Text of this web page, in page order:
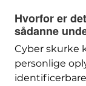
Hvorfor er
sådanne
Cyber ​​skurke
personlige